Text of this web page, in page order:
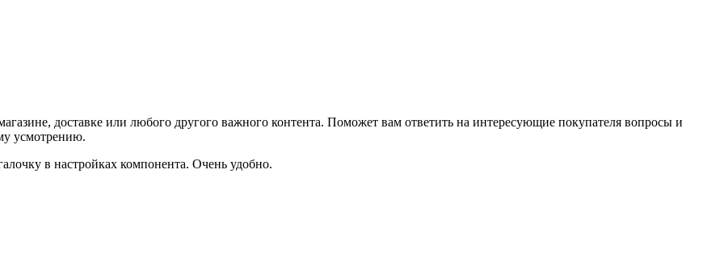
доставке или любого другого важного контента. Поможет вам ответить на интересующие покупателя вопросы и
усмотрению.
в настройках компонента. Очень удобно.